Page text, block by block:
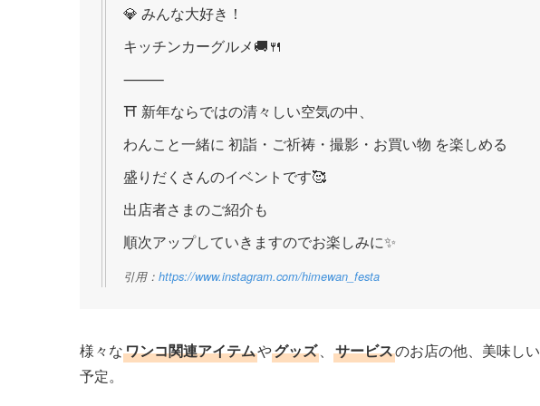
💎 みんな大好き！
キッチンカーグルメ🚚🍴
⸻
⛩ 新年ならではの清々しい空気の中、
わんこと一緒に 初詣・ご祈祷・撮影・お買い物 を楽しめる
盛りだくさんのイベントです🥰
出店者さまのご紹介も
順次アップしていきますのでお楽しみに✨
引用： https://www.instagram.com/himewan_festa
様々なワンコ関連アイテムやグッズ、 サービスのお店の他、美味しい
予定。